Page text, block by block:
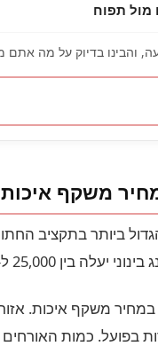
מול תפוח
והבינו בדיוק על מה אתם
משקף